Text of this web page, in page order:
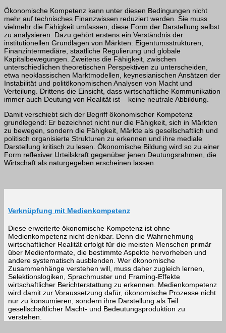
Ökonomische Kompetenz kann unter diesen Bedingungen nicht
mehr auf technisches Finanzwissen reduziert werden. Sie muss
vielmehr die Fähigkeit umfassen, diese Form der Darstellung selbst
zu analysieren. Dazu gehört erstens ein Verständnis der
institutionellen Grundlagen von Märkten: Eigentumsstrukturen,
Finanzintermediäre, staatliche Regulierung und globale
Kapitalbewegungen. Zweitens die Fähigkeit, zwischen
unterschiedlichen theoretischen Perspektiven zu unterscheiden,
etwa neoklassischen Marktmodellen, keynesianischen Ansätzen der
Instabilität und politökonomischen Analysen von Macht und
Verteilung. Drittens die Einsicht, dass wirtschaftliche Kommunikation
immer auch Deutung von Realität ist – keine neutrale Abbildung.
Damit verschiebt sich der Begriff ökonomischer Kompetenz
grundlegend: Er bezeichnet nicht nur die Fähigkeit, sich in Märkten
zu bewegen, sondern die Fähigkeit, Märkte als gesellschaftlich und
politisch organisierte Strukturen zu erkennen und ihre mediale
Darstellung kritisch zu lesen. Ökonomische Bildung wird so zu einer
Form reflexiver Urteilskraft gegenüber jenen Deutungsrahmen, die
Wirtschaft als naturgegeben erscheinen lassen.
Verknüpfung mit Medienkompetenz
Diese erweiterte ökonomische Kompetenz ist ohne
Medienkompetenz nicht denkbar. Denn die Wahrnehmung
wirtschaftlicher Realität erfolgt für die meisten Menschen primär
über Medienformate, die bestimmte Aspekte hervorheben und
andere systematisch ausblenden. Wer ökonomische
Zusammenhänge verstehen will, muss daher zugleich lernen,
Selektionslogiken, Sprachmuster und Framing-Effekte
wirtschaftlicher Berichterstattung zu erkennen. Medienkompetenz
wird damit zur Voraussetzung dafür, ökonomische Prozesse nicht
nur zu konsumieren, sondern ihre Darstellung als Teil
gesellschaftlicher Macht- und Bedeutungsproduktion zu
verstehen.